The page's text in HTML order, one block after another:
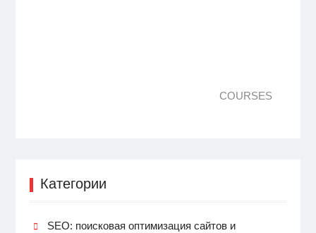
COURSES
Категории
SEO: поисковая оптимизация сайтов и